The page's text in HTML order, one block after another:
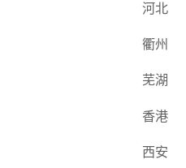
河北
衢州
芜湖
香港
西安